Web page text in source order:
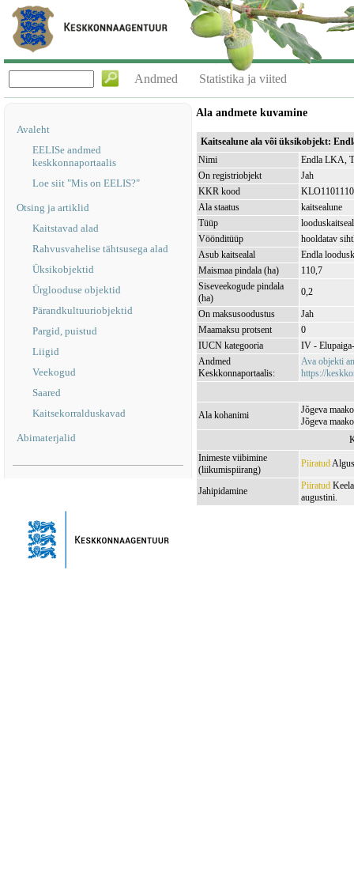
Andmed Statistika ja viited
Avaleht
EELISe andmed
keskkonnaportaalis
Loe siit "Mis on EELIS?"
Otsing ja artiklid
Kaitstavad alad
Rahvusvahelise tähtsusega alad
Üksikobjektid
Ürglooduse objektid
Pärandkultuuriobjektid
Pargid, puistud
Liigid
Veekogud
Saared
Kaitsekorralduskavad
Abimaterjalid
Ala andmete kuvamine
Kaitsealune ala või üksikobjekt:
Nimi
Endla LKA,
On registriobjekt
Jah
KKR kood
KLO1101110
Ala staatus
kaitsealune
Tüüp
Vöönditüüp
hooldatav
Asub kaitsealal
Endla
Maismaa pindala (ha)
110,7
Siseveekogude pindala
(ha)
0,2
On maksusoodustus
Jah
Maamaksu protsent
0
IUCN kategooria
IV -
Andmed
Keskkonnaportaalis:
Ava objekti
https://
Ala kohanimi
Jõgeva
Jõgeva
Inimeste viibimine
(liikumispiirang)
Piiratud
Jahipidamine Piiratud
augustini.